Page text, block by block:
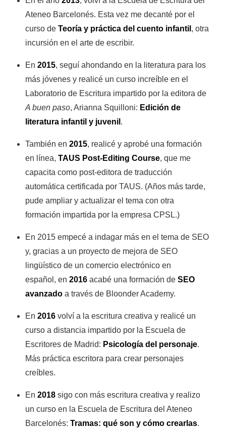
Ateneo Barcelonés. Esta vez me decanté por el
curso de Teoría y práctica del cuento infantil , otra
incursión en el arte de escribir.
En 2015, seguí ahondando en la literatura para los
más jóvenes y realicé un curso increíble en el
Laboratorio de Escritura impartido por la editora de
A buen paso, Arianna Squilloni: Edición de
literatura infantil y juvenil .
También en 2015, realicé y aprobé una formación
en línea, TAUS Post-Editing Course, que me
capacita como post-editora de traducción
automática certificada por TAUS. (Años más tarde,
pude ampliar y actualizar el tema con otra
formación impartida por la empresa CPSL.)
En 2015 empecé a indagar más en el tema de SEO
y, gracias a un proyecto de mejora de SEO
lingüístico de un comercio electrónico en
español, en 2016acabé una formación de SEO
avanzadoa través de Bloonder Academy.
En 2016volví a la escritura creativa y realicé un
curso a distancia impartido por la Escuela de
Escritores de Madrid: Psicología del personaje.
Más práctica escritora para crear personajes
creíbles.
En 2018sigo con más escritura creativa y realizo
un curso en la Escuela de Escritura del Ateneo
Barcelonés: Tramas: qué son y cómo crearlas.